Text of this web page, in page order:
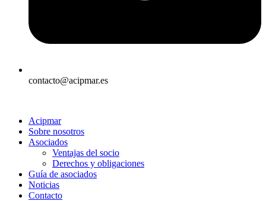
contacto@acipmar.es
Acipmar
Sobre nosotros
Asociados
Ventajas del socio
Derechos y obligaciones
Guía de asociados
Noticias
Contacto